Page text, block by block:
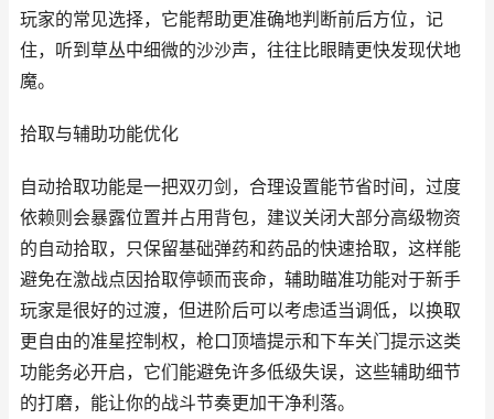
玩家的常见选择，它能帮助更准确地判断前后方位，记
住，听到草丛中细微的沙沙声，往往比眼睛更快发现伏地
魔。
拾取与辅助功能优化
自动拾取功能是一把双刃剑，合理设置能节省时间，过度
依赖则会暴露位置并占用背包，建议关闭大部分高级物资
的自动拾取，只保留基础弹药和药品的快速拾取，这样能
避免在激战点因拾取停顿而丧命，辅助瞄准功能对于新手
玩家是很好的过渡，但进阶后可以考虑适当调低，以换取
更自由的准星控制权，枪口顶墙提示和下车关门提示这类
功能务必开启，它们能避免许多低级失误，这些辅助细节
的打磨，能让你的战斗节奏更加干净利落。